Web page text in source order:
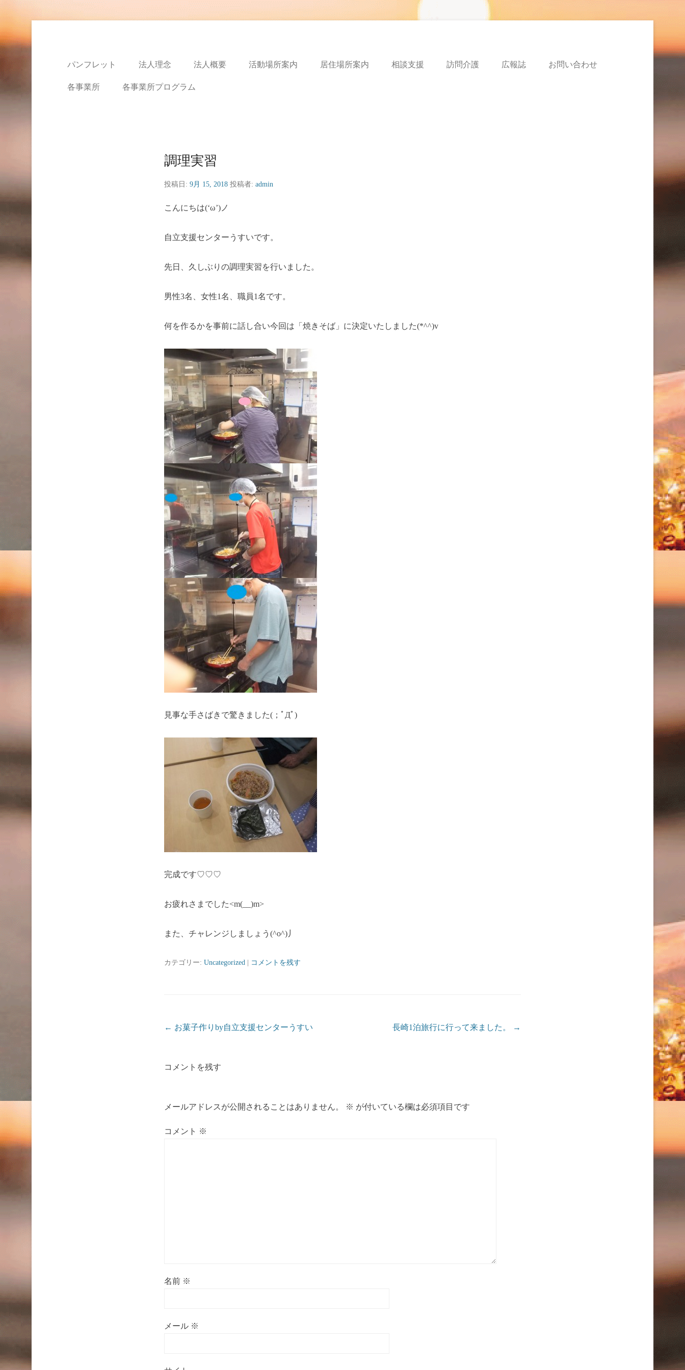
パンフレット 法人理念 法人概要 活動場所案内 居住場所案内 相談支援 訪問介護 広報誌 お問い合わせ
各事業所 各事業所プログラム
調理実習
投稿日: 9月 15, 2018 投稿者: admin
こんにちは(‘ω’)ノ
自立支援センターうすいです。
先日、久しぶりの調理実習を行いました。
男性3名、女性1名、職員1名です。
何を作るかを事前に話し合い今回は「焼きそば」に決定いたしました(*^^)v
見事な手さばきで驚きました(；ﾟДﾟ)
完成です♡♡♡
お疲れさまでした<m(__)m>
また、チャレンジしましょう(^o^)丿
カテゴリー: Uncategorized コメントを残す
投稿ナビゲーション
← お菓子作りby自立支援センターうすい 長崎1泊旅行に行って来ました。 →
コメントを残す
メールアドレスが公開されることはありません。 ※ が付いている欄は必須項目です
コメント ※
名前 ※
メール ※